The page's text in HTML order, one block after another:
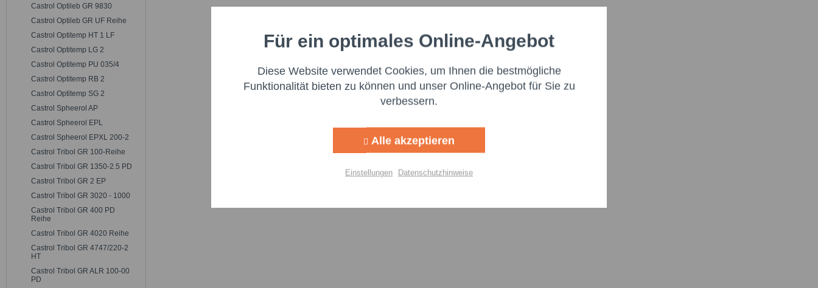
Castrol Optileb GR 9830
Castrol Optileb GR UF Reihe
Castrol Optitemp HT 1 LF
Castrol Optitemp LG 2
Castrol Optitemp PU 035/4
Castrol Optitemp RB 2
Castrol Optitemp SG 2
Castrol Spheerol AP
Castrol Spheerol EPL
Castrol Spheerol EPXL 200-2
Castrol Tribol GR 100-Reihe
Castrol Tribol GR 1350-2.5 PD
Castrol Tribol GR 2 EP
Castrol Tribol GR 3020 - 1000
Castrol Tribol GR 400 PD
Reihe
Castrol Tribol GR 4020 Reihe
Castrol Tribol GR 4747/220-2
HT
Castrol Tribol GR ALR 100-00
PD
Funktionale Aktiv
Marketing Aktiv
Für ein optimales Online-Angebot
Diese Website verwendet Cookies, um Ihnen die bestmögliche
Funktionalität bieten zu können und unser Online-Angebot für Sie zu
verbessern.
Alle akzeptieren
Einstellungen Datenschutzhinweise